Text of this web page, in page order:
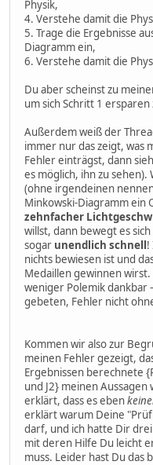
Physik,
4. Verstehe damit die
5. Trage die Ergebnisse
Diagramm ein,
6. Verstehe damit die
Du aber scheinst zu
um sich Schritt 1
Außerdem weiß der
immer nur das zeigt, was
Fehler einträgst, dann
es möglich, ihn zu sehen).
(ohne irgendeinen
Minkowski-Diagramm ein
zehnfacher
willst, dann bewegt es sich
sogar unendlich schnell!
nichts bewiesen ist und
Medaillen gewinnen
weniger Polemik dankbar
gebeten, Fehler nicht
Kommen wir also zur
meinen Fehler gezeigt,
Ergebnissen berechnete
und J2} meinen
erklärt, dass es eben
erklärt warum Deine
darf, und ich hatte Dir
mit deren Hilfe Du leicht
muss. Leider hast Du das